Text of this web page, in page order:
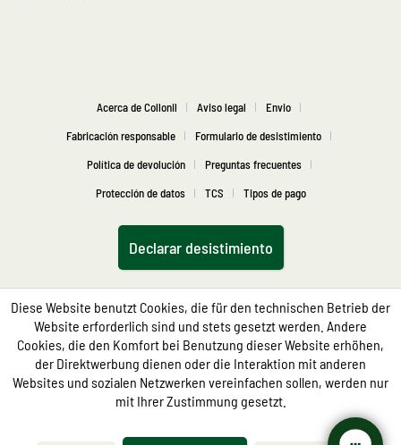
Acerca de Collonil Aviso legal
Envio
Fabricación responsable
Formulario de desistimiento
Política de devolución
Preguntas frecuentes
Protección de datos
TCS Tipos de pago
Declarar desistimiento
Diese Website benutzt Cookies, die für den technischen Betrieb der
Website erforderlich sind und stets gesetzt werden. Andere
Cookies, die den Komfort bei Benutzung dieser Website erhöhen,
der Direktwerbung dienen oder die Interaktion mit anderen
Websites und sozialen Netzwerken vereinfachen sollen, werden nur
mit Ihrer Zustimmung gesetzt.